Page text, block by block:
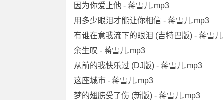
因为你爱上他 - 蒋雪儿.mp3
用多少眼泪才能让你相信 - 蒋雪儿.mp3
有谁在意我流下的眼泪 (吉特巴版) - 蒋雪
余生叹 - 蒋雪儿.mp3
从前的我快乐过 (DJ版) - 蒋雪儿.mp3
这座城市 - 蒋雪儿.mp3
梦的翅膀受了伤 (新版) - 蒋雪儿.mp3